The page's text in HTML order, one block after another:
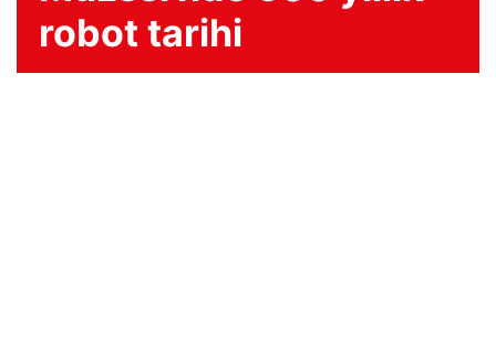
robot tarihi